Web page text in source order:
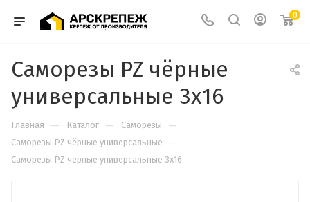
0
Саморезы PZ чёрные
универсальные 3х16
Главная — Каталог — Саморезы —
Cаморезы PZ чёрные универсальные —
Саморезы PZ чёрные универсальные 3х16